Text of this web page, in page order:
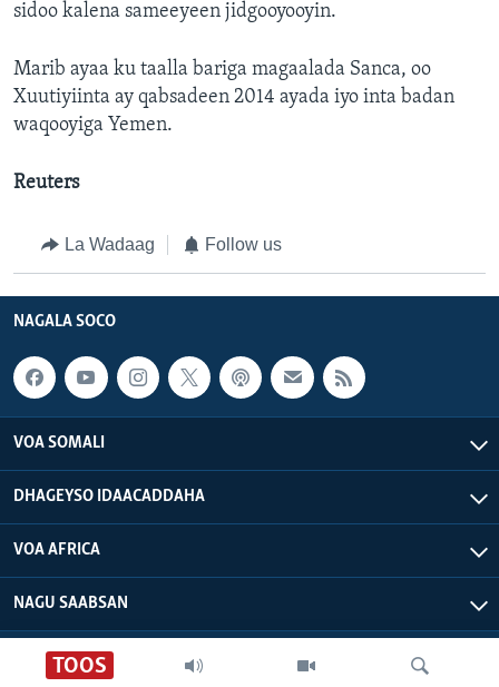
TOOS
sidoo kalena sameeyeen jidgooyooyin.
Marib ayaa ku taalla bariga magaalada Sanca, oo
Xuutiyiinta ay qabsadeen 2014 ayada iyo inta badan
waqooyiga Yemen.
Reuters
La Wadaag Follow us
NAGALA SOCO
VOA SOMALI
DHAGEYSO IDAACADDAHA
VOA AFRICA
NAGU SAABSAN
VOA - Xuquuqdu way dhowran tahay